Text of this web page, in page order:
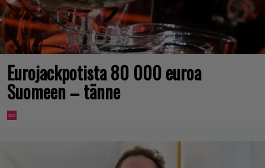
Eurojackpotista 80 000 euroa
Suomeen – tänne